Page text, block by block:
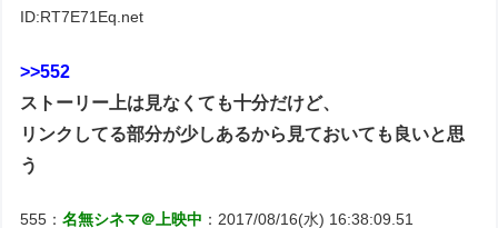
ID:RT7E71Eq.net
>>552
ストーリー上は見なくても十分だけど、
リンクしてる部分が少しあるから見ておいても良いと思
う
555：名無シネマ＠上映中 ：2017/08/16(水) 16:38:09.51